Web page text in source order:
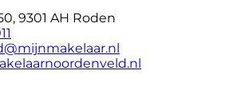
9301 AH Roden